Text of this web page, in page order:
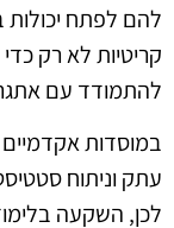
להם לפתח יכולות
קריטיות לא רק
להתמודד עם
במוסדות אקדמיים
עתק וניתוח
לכן, השקעה